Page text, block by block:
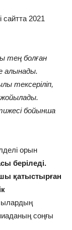
2021
тең болған
алынады.
тексеріліп,
жойылады.
бойынша
орын
беріледі.
қатыстырған
соңғы